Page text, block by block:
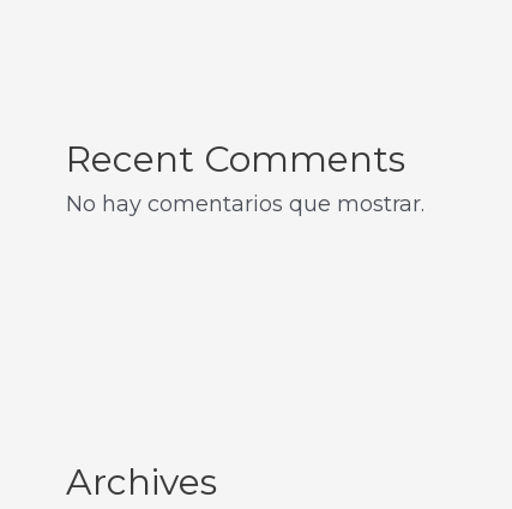
Recent Comments
No hay comentarios que mostrar.
Archives